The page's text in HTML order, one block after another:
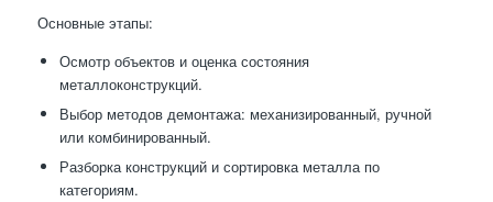
Основные этапы:
Осмотр объектов и оценка состояния
металлоконструкций.
Выбор методов демонтажа: механизированный, ручной
или комбинированный.
Разборка конструкций и сортировка металла по
категориям.